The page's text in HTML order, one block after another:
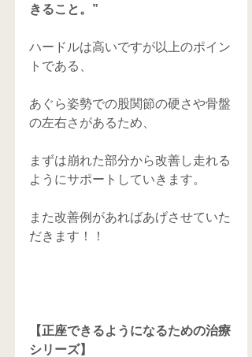
きること。”
ハードルは高いですが以上のポイン
トである、
あぐら姿勢での股関節の硬さや骨盤
の左右さがあるため、
まずは崩れた部分から改善し走れる
ようにサポートしていきます。
また改善例があればあげさせていた
だきます！！
【正座できるようになるための治療
シリーズ】